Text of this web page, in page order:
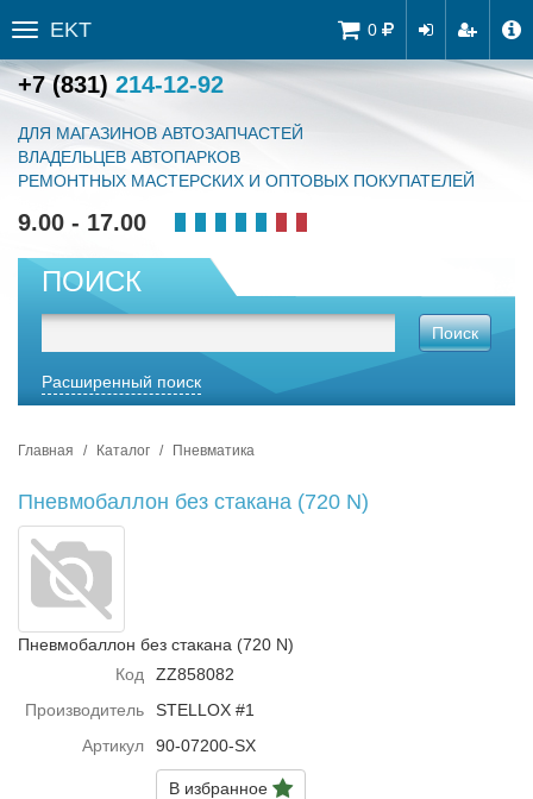
0
Toggle
sidebar
EKT
+7 (831) 214-12-92
ДЛЯ МАГАЗИНОВ АВТОЗАПЧАСТЕЙ
ВЛАДЕЛЬЦЕВ АВТОПАРКОВ
РЕМОНТНЫХ МАСТЕРСКИХ И ОПТОВЫХ ПОКУПАТЕЛЕЙ
9.00 - 17.00
ПОИСК
Поиск
Расширенный поиск
Главная Каталог Пневматика
Пневмобаллон без стакана (720 N)
Пневмобаллон без стакана (720 N)
Код
ZZ858082
Производитель
STELLOX #1
Артикул
90-07200-SX
В избранное